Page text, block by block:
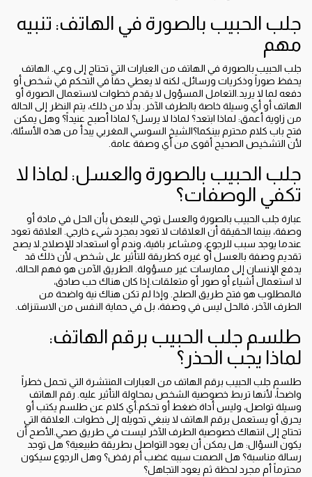
جلب الحبيب بالصورة في الهاتف: تنبيه
مهم
جلب الحبيب بالصورة في الهاتف من العبارات التي تحتاج إلى وعي. الهاتف
يحفظ صوراً وذكريات ورسائل، لكنه لا يعطي حقاً في التحكم في شخص أو
دفعه لما لا يريد.التعامل المسؤول لا يقدم خطوات لاستعمال الصورة أو
الهاتف أو أي وسيلة خاصة بالطرف الآخر. بدلاً من ذلك، يتم النظر إلى الحالة
من زاوية أعمق: لماذا ابتعد؟ لماذا لا يرسل؟ لماذا أصبح عنيداً؟ وهل يمكن
فتح باب كلام محترم بينكما؟الشيخ السوسي المغربي يبدأ من هذه الأسئلة،
لأن التشخيص الصحيح أقوى من أي وصفة عامة.
جلب الحبيب بالصورة والعسل: لماذا لا
تكفي الوصفات؟
عبارة جلب الحبيب بالصورة والعسل توحي للبعض بأن الحل في مادة أو
وصفة، بينما الحقيقة أن العلاقات لا تعود بمجرد شيء خارجي. العلاقة تعود
عندما يوجد سبب للرجوع، ومشاعر باقية، وندم أو استعداد للإصلاح.لا يصح
تقديم وصفة بالعسل أو غيره كطريقة للتأثير على شخص، لأن ذلك قد
يدفع الإنسان إلى ممارسات غير مسؤولة. الطريق الآمن هو فهم الحالة،
لا استعمال أشياء أو صور أو متعلقات.إذا كان هناك حب صادق،
فالمطلوب هو فتح طريق الصلح. وإذا لم تكن هناك نية واضحة من
الطرف الآخر، فالحل ليس في وصفة، بل في حماية النفس من الاستنزاف.
طلسم جلب الحبيب برقم الهاتف:
لماذا يجب الحذر؟
طلسم جلب الحبيب برقم الهاتف من العبارات المنتشرة التي تحمل خطراً
واضحاً، لأنها تربط خصوصية الشخص بمحاولة التأثير عليه. رقم الهاتف
وسيلة تواصل، وليس أداة ضغط أو تحكم.أي كلام عن طلسم يكتب أو
يحرق أو يستعمل برقم الهاتف لا ينبغي تحويله إلى خطوات. العلاقة التي
تحتاج إلى انتهاك خصوصية الطرف الآخر ليست في طريق صحي.الأصح أن
يكون السؤال: هل يمكن أن يعود التواصل بطريقة طبيعية؟ هل توجد
رسالة مناسبة؟ هل الصمت سببه غضب أم رفض؟ وهل الرجوع سيكون
محترماً أم مجرد لحظة ثم يعود التجاهل؟